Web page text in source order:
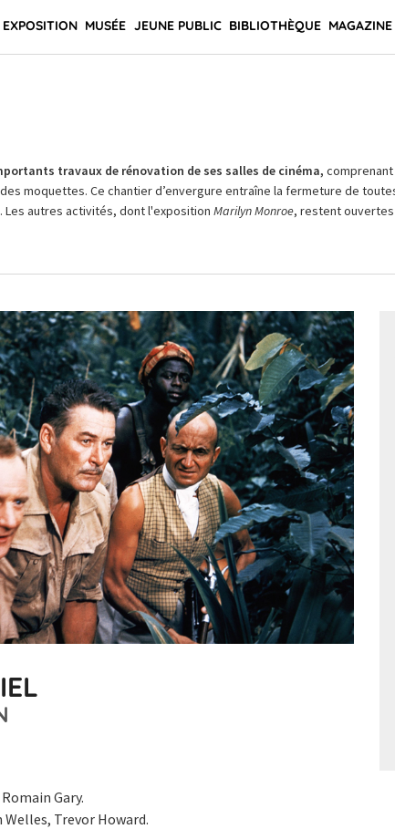
EXPOSITION MUSÉE JEUNE PUBLIC BIBLIOTHÈQUE MAGAZINE
travaux de rénovation de ses salles de cinéma,
moquettes. Ce chantier d’envergure entraîne la fermeture de
Les autres activités, dont l'exposition Marilyn Monroe, restent ouvertes
Gary.
Trevor Howard.